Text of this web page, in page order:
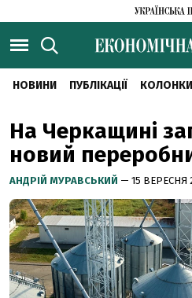
НОВИНИ ПУБЛІКАЦІЇ КОЛОНКИ
На Черкащині
новий
АНДРІЙ МУРАВСЬКИЙ — 15 ВЕРЕСНЯ